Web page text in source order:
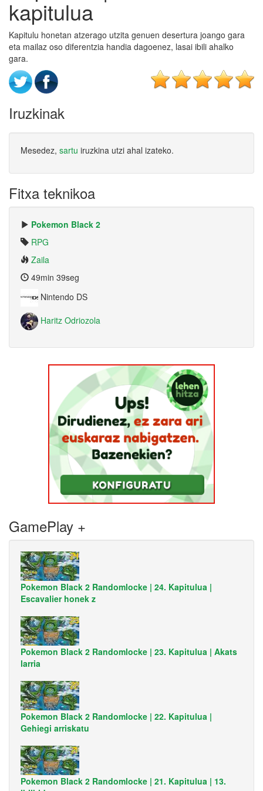
kapitulua
Kapitulu honetan atzerago utzita genuen desertura joango gara
eta mailaz oso diferentzia handia dagoenez, lasai ibili ahalko
gara.
Iruzkinak
Mesedez, sartu iruzkina utzi ahal izateko.
Fitxa teknikoa
Pokemon Black 2
RPG
Zaila
49min 39seg
Nintendo DS
Haritz Odriozola
GamePlay +
Pokemon Black 2 Randomlocke | 24. Kapitulua |
Escavalier honek z
Pokemon Black 2 Randomlocke | 23. Kapitulua | Akats
larria
Pokemon Black 2 Randomlocke | 22. Kapitulua |
Gehiegi arriskatu
Pokemon Black 2 Randomlocke | 21. Kapitulua | 13.